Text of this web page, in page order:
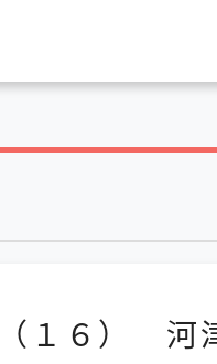
１６） 河